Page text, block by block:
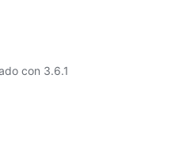
con 3.6.1